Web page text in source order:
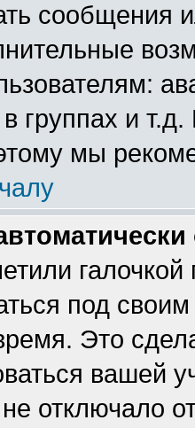
сообщения
группах и
мы
галочкой
под
Это
вашей
не отключало